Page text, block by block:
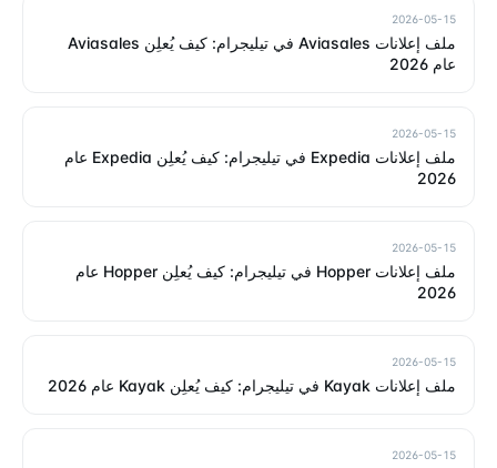
2026-05-15
ملف إعلانات Aviasales في تيليجرام: كيف يُعلِن Aviasales
عام 2026
2026-05-15
ملف إعلانات Expedia في تيليجرام: كيف يُعلِن Expedia عام
2026
2026-05-15
ملف إعلانات Hopper في تيليجرام: كيف يُعلِن Hopper عام
2026
2026-05-15
ملف إعلانات Kayak في تيليجرام: كيف يُعلِن Kayak عام 2026
2026-05-15